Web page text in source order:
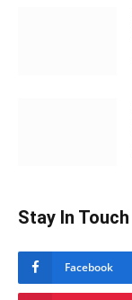
Stay In Touch
Facebook